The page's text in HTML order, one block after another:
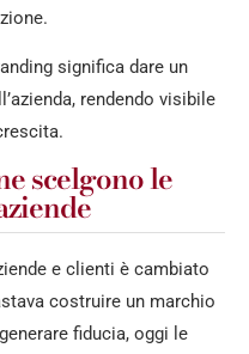
significa dare un
rendendo visibile
scelgono le
e clienti è cambiato
costruire un marchio
fiducia, oggi le